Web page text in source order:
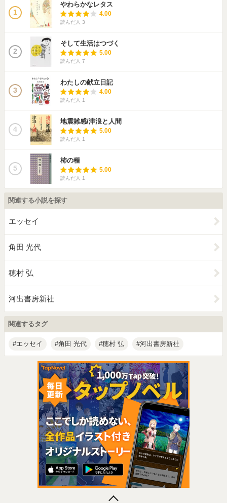
1
やわらかなレタス
4.00
読んだ人 3
2
そして生活はつづく
5.00
読んだ人 7
3
わたしの献立日記
4.00
読んだ人 1
4
地震雑感/津浪と人間
5.00
読んだ人 1
5
柿の種
5.00
読んだ人 1
関連する小説を探す
エッセイ
角田 光代
穂村 弘
河出書房新社
関連するタグ
エッセイ 角田 光代 穂村 弘 河出書房新社